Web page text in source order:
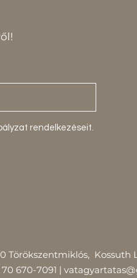
rendelkezéseit.
Törökszentmiklós, Kossuth
70 670-7091 |